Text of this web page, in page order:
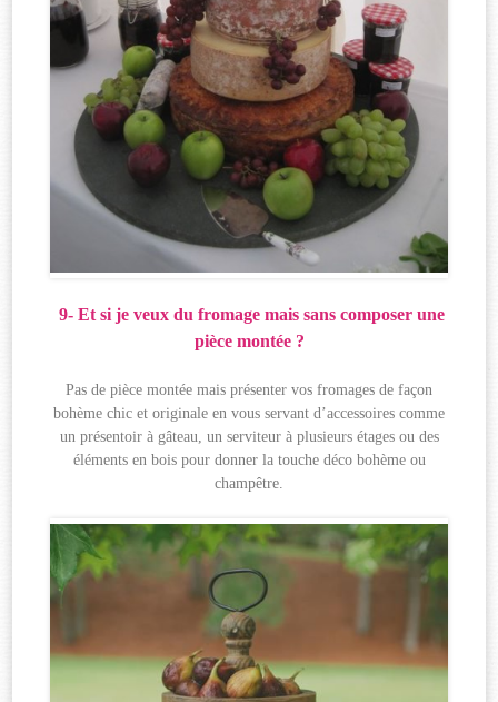
9- Et si je veux du fromage mais sans composer une
pièce montée ?
Pas de pièce montée mais présenter vos fromages de façon
bohème chic et originale en vous servant d’accessoires comme
un présentoir à gâteau, un serviteur à plusieurs étages ou des
éléments en bois pour donner la touche déco bohème ou
champêtre.